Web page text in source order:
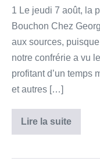
1 Le jeudi 7 août, la
Bouchon Chez
aux sources,
notre confrérie a vu
profitant d’un temps
et autres […]
Lire la suite